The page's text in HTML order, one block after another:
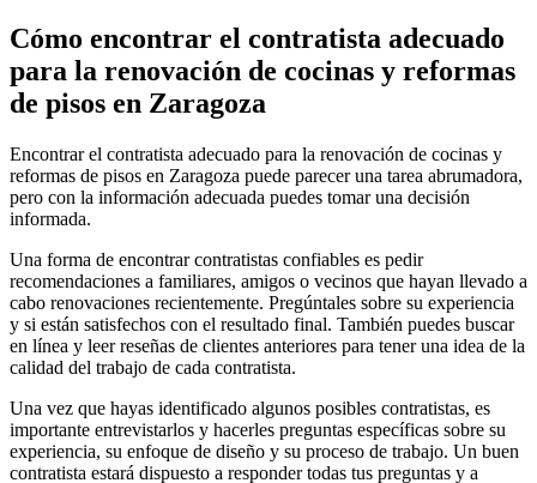
Cómo encontrar el contratista adecuado
para la renovación de cocinas y reformas
de pisos en Zaragoza
Encontrar el contratista adecuado para la renovación de cocinas y
reformas de pisos en Zaragoza puede parecer una tarea abrumadora,
pero con la información adecuada puedes tomar una decisión
informada.
Una forma de encontrar contratistas confiables es pedir
recomendaciones a familiares, amigos o vecinos que hayan llevado a
cabo renovaciones recientemente. Pregúntales sobre su experiencia
y si están satisfechos con el resultado final. También puedes buscar
en línea y leer reseñas de clientes anteriores para tener una idea de la
calidad del trabajo de cada contratista.
Una vez que hayas identificado algunos posibles contratistas, es
importante entrevistarlos y hacerles preguntas específicas sobre su
experiencia, su enfoque de diseño y su proceso de trabajo. Un buen
contratista estará dispuesto a responder todas tus preguntas y a